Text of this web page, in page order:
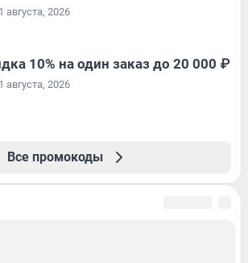
августа, 2026
10% на один заказ до 20 000 ₽
августа, 2026
Все промокоды